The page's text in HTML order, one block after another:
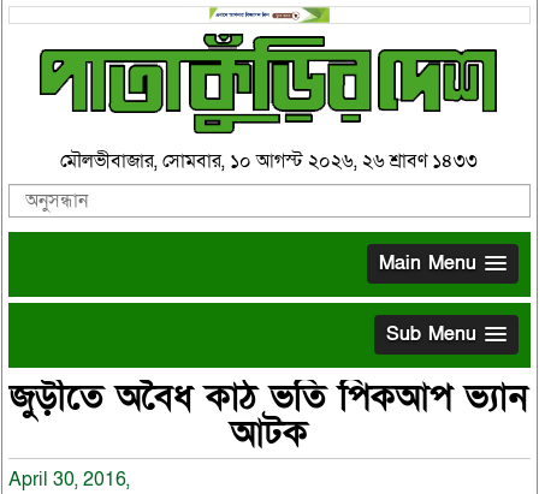
মৌলভীবাজার, সোমবার, ১০ আগস্ট ২০২৬, ২৬ শ্রাবণ ১৪৩৩
Main Menu
Sub Menu
জুড়ীতে অবৈধ কাঠ ভর্তি পিকআপ ভ্যান
আটক
April 30, 2016,